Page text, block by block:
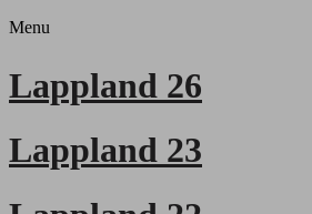
Menu
Lappland 26
Lappland 23